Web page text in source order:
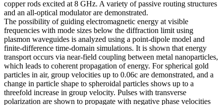
a group velocity of 0.65c for fabricated structures consisting of
copper rods excited at 8 GHz. A variety of passive routing structures
and an all-optical modulator are demonstrated.
The possibility of guiding electromagnetic energy at visible
frequencies with mode sizes below the diffraction limit using
plasmon waveguides is analyzed using a point-dipole model and
finite-difference time-domain simulations. It is shown that energy
transport occurs via near-field coupling between metal nanoparticles,
which leads to coherent propagation of energy. For spherical gold
particles in air, group velocities up to 0.06c are demonstrated, and a
change in particle shape to spheroidal particles shows up to a
threefold increase in group velocity. Pulses with transverse